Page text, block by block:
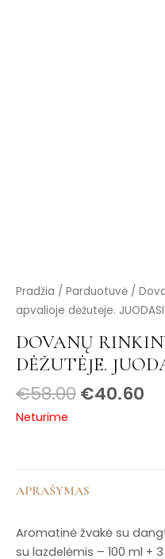
Pradžia / Parduotuvė /
apvalioje dėžutėje.
DOVANŲ
DĖŽUTĖJE.
€58.00€40.60
Neturime
APRAŠYMAS
Aromatinė žvakė su
su lazdelėmis – 100 ml +